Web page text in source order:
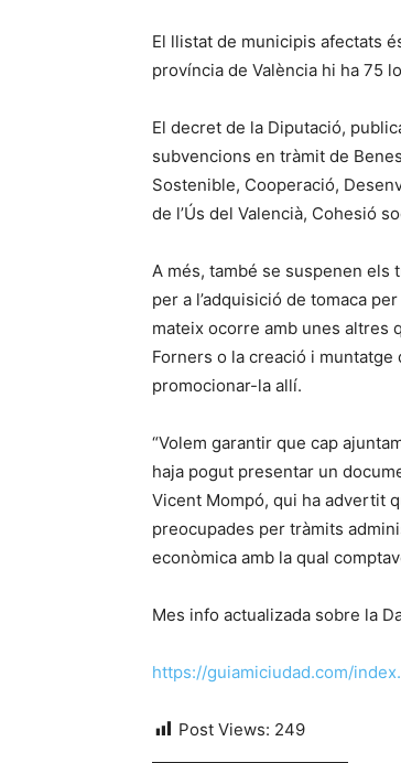
El llistat de municipis afectats
província de València hi ha 75
El decret de la Diputació,
subvencions en tràmit de
Sostenible, Cooperació,
de l’Ús del Valencià, Cohesió
A més, també se suspenen els
per a l’adquisició de tomaca
mateix ocorre amb unes altres
Forners o la creació i
promocionar-la allí.
“Volem garantir que cap
haja pogut presentar un
Vicent Mompó, qui ha advertit
preocupades per tràmits
econòmica amb la qual
Mes info actualizada sobre la
https://guiamiciudad.com/
Post Views: 249